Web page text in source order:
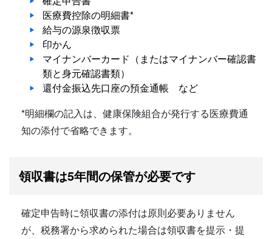
医療費控除の明細書*
給与の源泉徴収票
印かん
マイナンバーカード（またはマイナンバー確認書
類と身元確認書類）
還付金振込先口座の預金通帳 など
*明細欄の記入は、健康保険組合が発行する医療費通
知の添付で省略できます。
領収書は5年間の保管が必要です
確定申告時に領収書の添付は原則必要ありません
が、税務署から求められた場合は領収書を提示・提